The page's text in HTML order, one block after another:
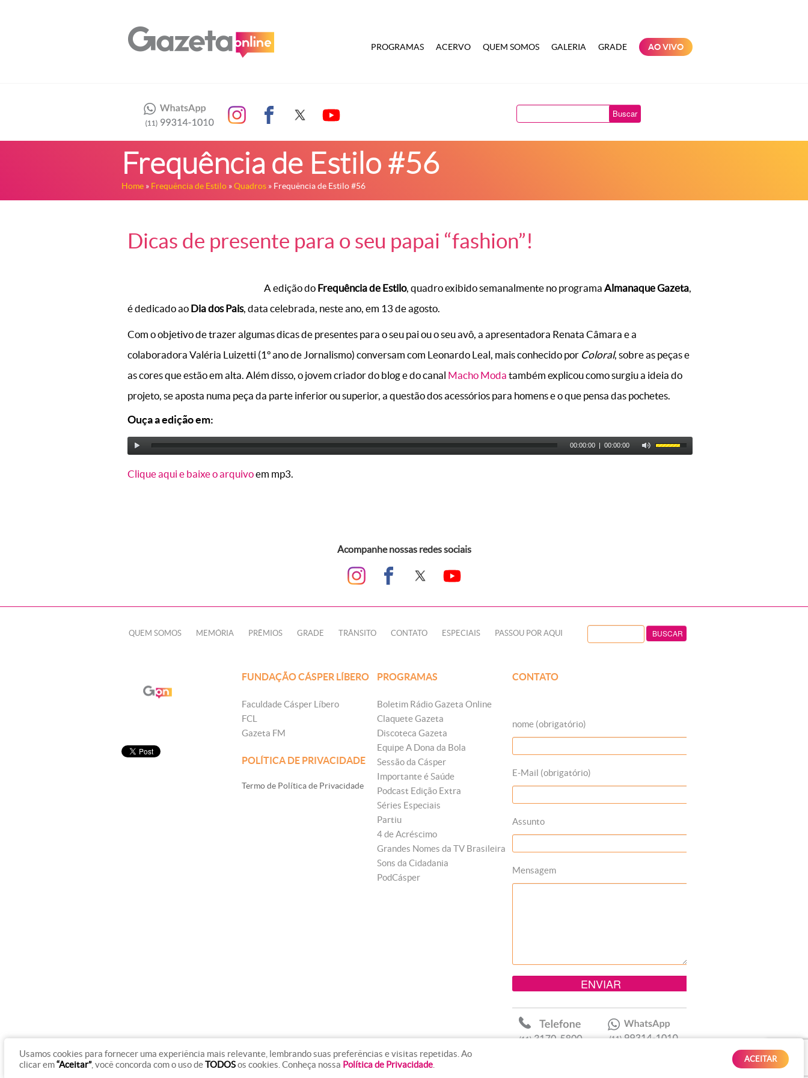
PROGRAMAS ACERVO QUEM SOMOS GALERIA GRADE AO VIVO
Buscar
Frequência de Estilo #56
Home » Frequência de Estilo »Quadros » Frequência de Estilo #56
Dicas de presente para o seu papai “fashion”!
A edição do Frequência de Estilo, quadro exibido semanalmente no programaAlmanaque Gazeta,
é dedicado ao Dia dos Pais, data celebrada, neste ano, em 13 de agosto.
Com o objetivo de trazer algumas dicas de presentes para o seu pai ou o seu avô, a apresentadora Renata Câmara e a
colaboradora Valéria Luizetti (1º ano de Jornalismo) conversam com Leonardo Leal, mais conhecido por Coloral, sobre as peças e
as cores que estão em alta. Além disso, o jovem criador do blog e do canal Macho Moda também explicou como surgiu a ideia do
projeto, se aposta numa peça da parte inferior ou superior, a questão dos acessórios para homens e o que pensa das pochetes.
Ouça a edição em:
00:00:00 | 00:00:00
Clique aqui e baixe o arquivoem mp3.
Acompanhe nossas redes sociais
QUEM SOMOS MEMÓRIA PRÊMIOS GRADE TRÂNSITO CONTATO ESPECIAIS PASSOU POR AQUI
FUNDAÇÃO CÁSPER LÍBERO
Faculdade Cásper Líbero
FCL
Gazeta FM
POLÍTICA DE PRIVACIDADE
Termo de Política de Privacidade
PROGRAMAS
Boletim Rádio Gazeta Online
Claquete Gazeta
Discoteca Gazeta
Equipe A Dona da Bola
Sessão da Cásper
Importante é Saúde
Podcast Edição Extra
Séries Especiais
Partiu
4 de Acréscimo
Grandes Nomes da TV Brasileira
Sons da Cidadania
PodCásper
CONTATO
nome (obrigatório)
E-Mail (obrigatório)
Assunto
Mensagem
© Copyright 2012 - 2026 Rádio Gazeta Online
Usamos cookies para fornecer uma experiência mais relevante, lembrando suas preferências e visitas repetidas. Ao
clicar em“Aceitar”, você concorda com o uso deTODOSos cookies. Conheça nossa Política de Privacidade.
ACEITAR